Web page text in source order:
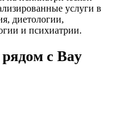
услуги в
диетологии,
и психиатрии.
с Bay